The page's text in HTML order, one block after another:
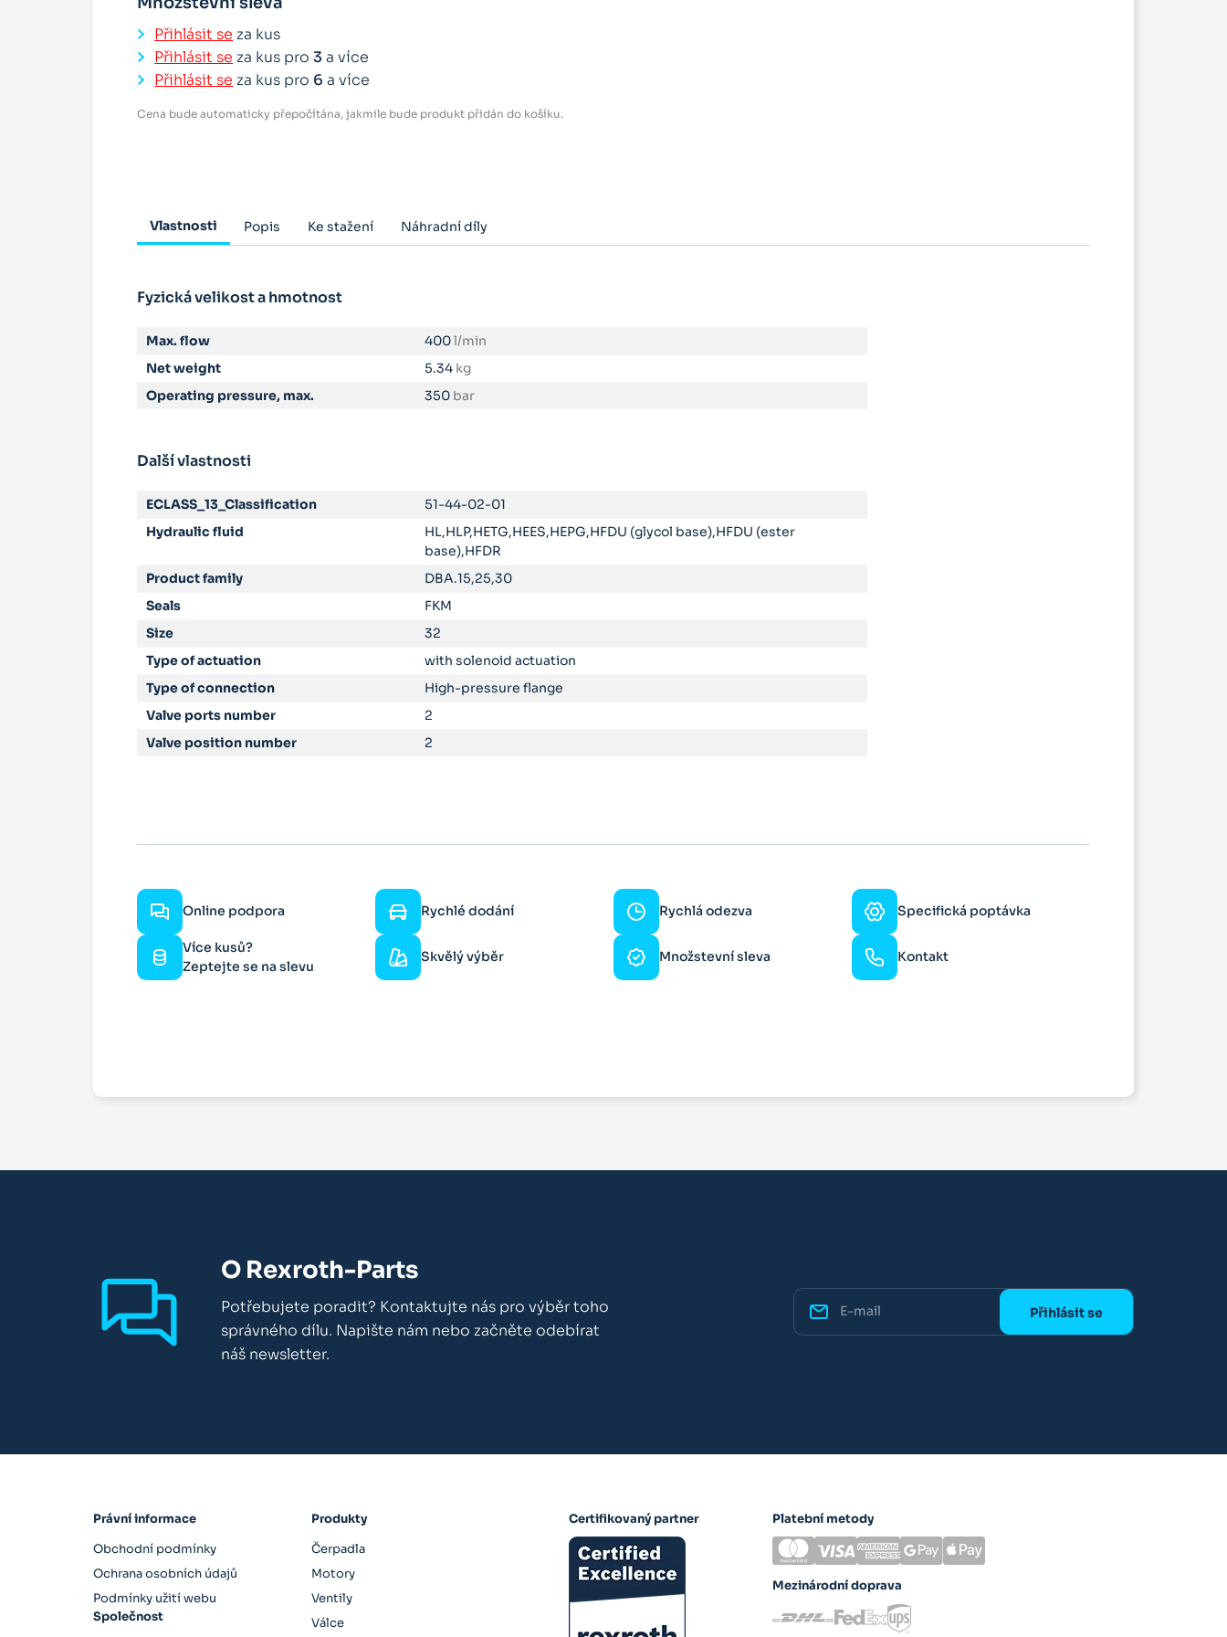
Přihlásit se za kus
Přihlásit se za kus pro3 a více
Přihlásit se za kus pro 6 a více
Cena bude automaticky přepočítána, jakmile bude produkt přidán do košíku.
Vlastnosti Popis Ke stažení Náhradní díly
Fyzická velikost a hmotnost
Max. flow 400l/min
Net weight
5.34 kg
Operating pressure, max.
350 bar
Další vlastnosti
ECLASS_13_Classification
51-44-02-01
Hydraulic fluid
HL,HLP,HETG,HEES,HEPG,HFDU (glycol base),HFDU (ester
base),HFDR
Product family
DBA.15,25,30
Seals
FKM
Size
32
Type of actuation
with solenoid actuation
Type of connection
High-pressure flange
Valve ports number
2
Valve position number
2
Online podpora Rychlé dodání Rychlá odezva Specifická poptávka
Více kusů?
Zeptejte se na slevu
Skvělý výběr Množstevní sleva Kontakt
O Rexroth-Parts
Potřebujete poradit? Kontaktujte nás pro výběr toho
správného dílu. Napište nám nebo začněte odebírat
náš newsletter.
Právní informace
Obchodní podmínky
Ochrana osobních údajů
Podmínky užití webu
Společnost
Produkty
Čerpadla
Motory
Ventily
Válce
Certifikovaný partner Platební metody
Mezinárodní doprava